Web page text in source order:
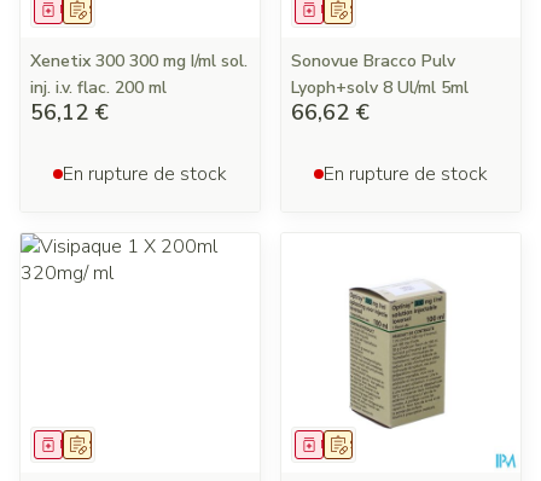
Sur prescription
Médicament
Xenetix 300 300 mg I/ml sol.
inj. i.v. flac. 200 ml
56,12 €
En rupture de stock
Sur prescription
Médicament
Sonovue Bracco Pulv
Lyoph+solv 8 Ul/ml 5ml
66,62 €
En rupture de stock
Sur prescription
Médicament Sur prescription
Médicament